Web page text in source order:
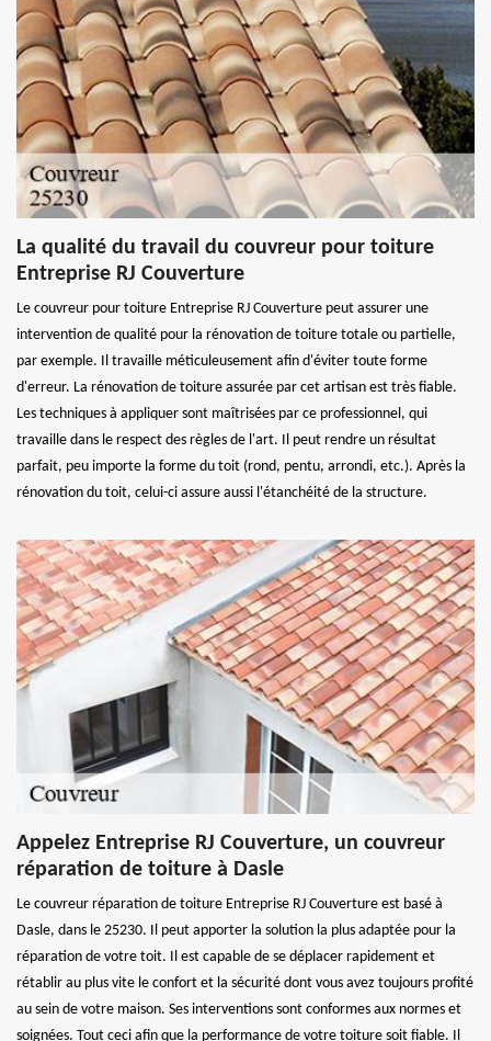
La qualité du travail du couvreur pour toiture
Entreprise RJ Couverture
Le couvreur pour toiture Entreprise RJ Couverture peut assurer une
intervention de qualité pour la rénovation de toiture totale ou partielle,
par exemple. Il travaille méticuleusement afin d'éviter toute forme
d'erreur. La rénovation de toiture assurée par cet artisan est très fiable.
Les techniques à appliquer sont maîtrisées par ce professionnel, qui
travaille dans le respect des règles de l'art. Il peut rendre un résultat
parfait, peu importe la forme du toit (rond, pentu, arrondi, etc.). Après la
rénovation du toit, celui-ci assure aussi l'étanchéité de la structure.
Appelez Entreprise RJ Couverture, un couvreur
réparation de toiture à Dasle
Le couvreur réparation de toiture Entreprise RJ Couverture est basé à
Dasle, dans le 25230. Il peut apporter la solution la plus adaptée pour la
réparation de votre toit. Il est capable de se déplacer rapidement et
rétablir au plus vite le confort et la sécurité dont vous avez toujours profité
au sein de votre maison. Ses interventions sont conformes aux normes et
soignées. Tout ceci afin que la performance de votre toiture soit fiable. Il